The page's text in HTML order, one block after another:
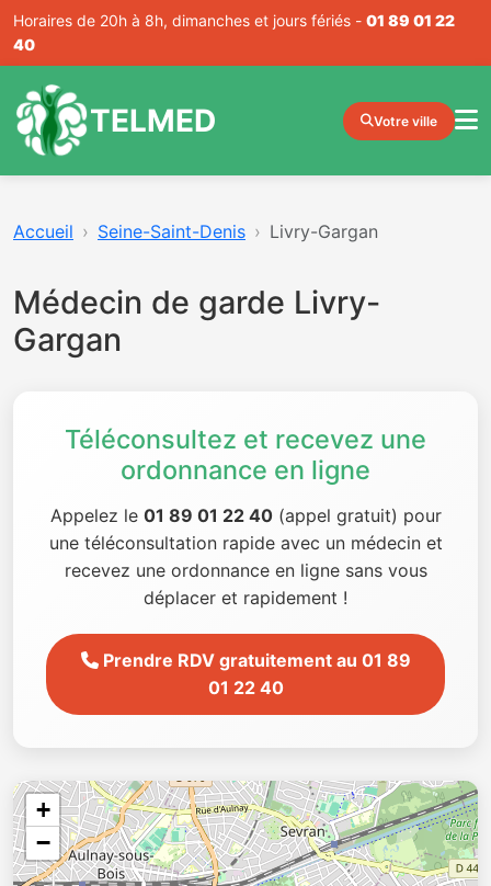
Horaires de 20h à 8h, dimanches et jours fériés - 01 89 01 22
40
TELMED Votre ville
Accueil Seine-Saint-Denis Livry-Gargan
Médecin de garde Livry-
Gargan
Téléconsultez et recevez une
ordonnance en ligne
Appelez le 01 89 01 22 40(appel gratuit) pour
une téléconsultation rapide avec un médecin et
recevez une ordonnance en ligne sans vous
déplacer et rapidement !
Prendre RDV gratuitement au 01 89
01 22 40
+
−